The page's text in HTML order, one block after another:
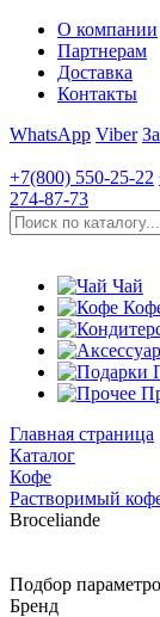
О компании
Партнерам
Доставка
Контакты
WhatsApp Viber
+7(800) 550-25-22
274-87-73
Чай
Главная страница
Каталог
Кофе
Растворимый
Broceliande
Подбор
Бренд